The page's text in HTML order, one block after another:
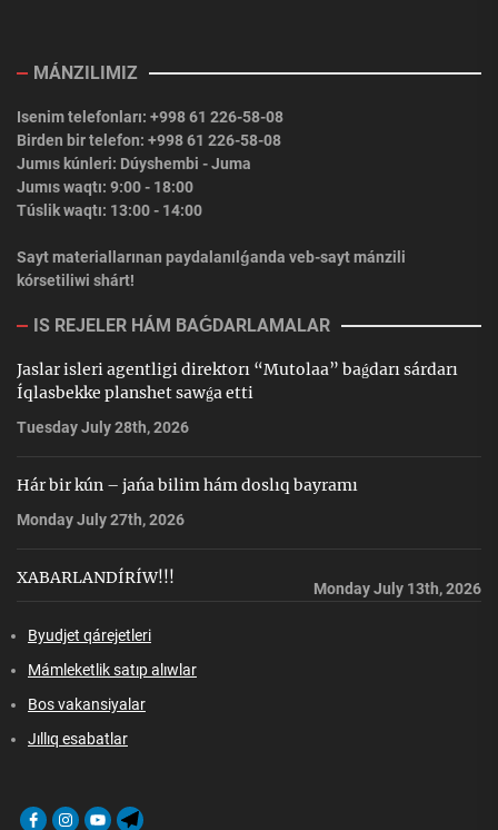
MÁNZILIMIZ
Isenim telefonları: +998 61 226-58-08
Birden bir telefon: +998 61 226-58-08
Jumıs kúnleri: Dúyshembi - Juma
Jumıs waqtı: 9:00 - 18:00
Túslik waqtı: 13:00 - 14:00
Sayt materiallarınan paydalanılǵanda veb-sayt mánzili
kórsetiliwi shárt!
IS REJELER HÁM BAǴDARLAMALAR
Jaslar isleri agentligi direktorı “Mutolaa” baǵdarı sárdarı
Íqlasbekke planshet sawǵa etti
Tuesday July 28th, 2026
Hár bir kún – jańa bilim hám doslıq bayramı
Monday July 27th, 2026
XABARLANDÍRÍW!!!
Monday July 13th, 2026
Byudjet qárejetleri
Mámleketlik satıp alıwlar
Bos vakansiyalar
Jıllıq esabatlar
FacebookInstagram
YoutubeTelegram